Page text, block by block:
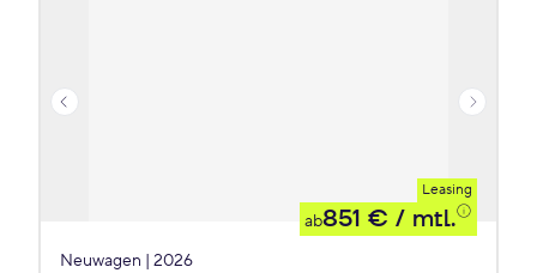
Leasing
ab851 € / mtl.
Neuwagen | 2026